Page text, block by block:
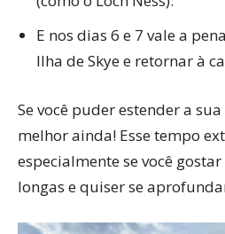
E nos dias 6 e 7 vale a
Ilha de Skye e retornar à
Se você puder estender a
melhor ainda! Esse tempo
especialmente se você
longas e quiser se